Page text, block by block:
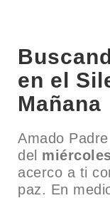
en el
Mañana
Amado
del
acerco a ti
paz. En